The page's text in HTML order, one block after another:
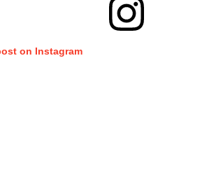
on Instagram